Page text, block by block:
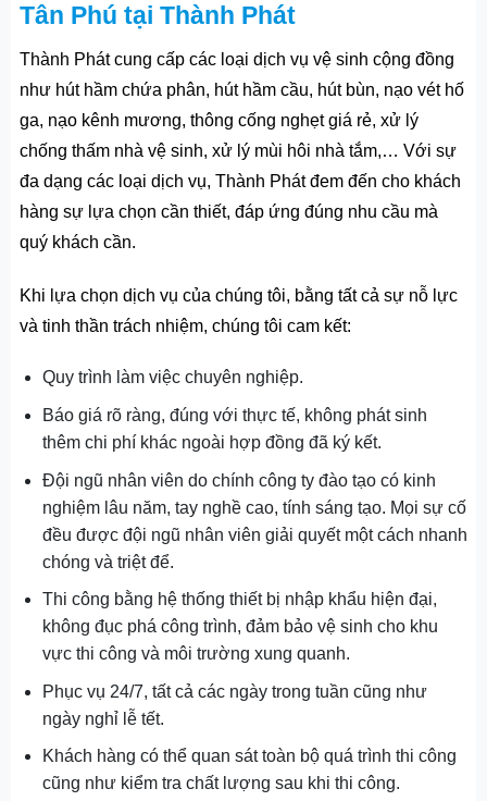
Tân Phú tại Thành Phát
Thành Phát cung cấp các loại dịch vụ vệ sinh cộng đồng
như hút hầm chứa phân, hút hầm cầu, hút bùn, nạo vét hố
ga, nạo kênh mương, thông cống nghẹt giá rẻ, xử lý
chống thấm nhà vệ sinh, xử lý mùi hôi nhà tắm,… Với sự
đa dạng các loại dịch vụ, Thành Phát đem đến cho khách
hàng sự lựa chọn cần thiết, đáp ứng đúng nhu cầu mà
quý khách cần.
Khi lựa chọn dịch vụ của chúng tôi, bằng tất cả sự nỗ lực
và tinh thần trách nhiệm, chúng tôi cam kết:
Quy trình làm việc chuyên nghiệp.
Báo giá rõ ràng, đúng với thực tế, không phát sinh
thêm chi phí khác ngoài hợp đồng đã ký kết.
Đội ngũ nhân viên do chính công ty đào tạo có kinh
nghiệm lâu năm, tay nghề cao, tính sáng tạo. Mọi sự cố
đều được đội ngũ nhân viên giải quyết một cách nhanh
chóng và triệt để.
Thi công bằng hệ thống thiết bị nhập khẩu hiện đại,
không đục phá công trình, đảm bảo vệ sinh cho khu
vực thi công và môi trường xung quanh.
Phục vụ 24/7, tất cả các ngày trong tuần cũng như
ngày nghỉ lễ tết.
Khách hàng có thể quan sát toàn bộ quá trình thi công
cũng như kiểm tra chất lượng sau khi thi công.